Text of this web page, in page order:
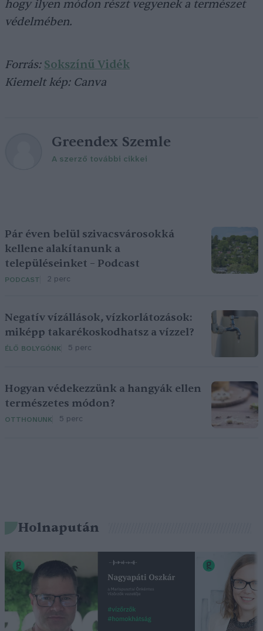
hogy ilyen módon részt vegyenek a természet
védelmében.
Forrás: Sokszínű Vidék
Kiemelt kép: Canva
Greendex Szemle
A szerző további cikkei
Pár éven belül szivacsvárosokká
kellene alakítanunk a
településeinket – Podcast
PODCAST 2 perc
Negatív vízállások, vízkorlátozások:
miképp takarékoskodhatsz a vízzel?
ÉLŐ BOLYGÓNK 5 perc
Hogyan védekezzünk a hangyák ellen
természetes módon?
OTTHONUNK 5 perc
Holnapután